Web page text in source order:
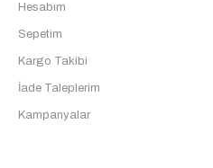
Hesabım
Sepetim
Kargo Takibi
İade Taleplerim
Kampanyalar